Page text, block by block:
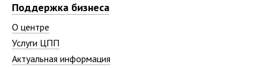
Поддержка бизнеса
О центре
Услуги ЦПП
Актуальная информация